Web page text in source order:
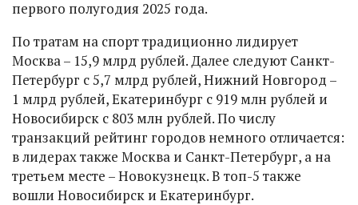
первого полугодия 2025 года.
По тратам на спорт традиционно лидирует
Москва – 15,9 млрд рублей. Далее следуют Санкт-
Петербург с 5,7 млрд рублей, Нижний Новгород –
1 млрд рублей, Екатеринбург с 919 млн рублей и
Новосибирск с 803 млн рублей. По числу
транзакций рейтинг городов немного отличается:
в лидерах также Москва и Санкт-Петербург, а на
третьем месте – Новокузнецк. В топ-5 также
вошли Новосибирск и Екатеринбург.